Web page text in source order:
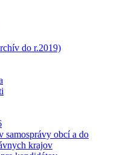
do r.2019)
samosprávy obcí a do
krajov